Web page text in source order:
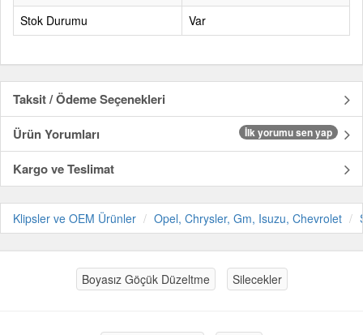
Stok Durumu
Var
Taksit / Ödeme Seçenekleri
Ürün Yorumları
İlk yorumu sen yap
Kargo ve Teslimat
Klipsler ve OEM Ürünler Opel, Chrysler, Gm, Isuzu, Chevrolet
Boyasız Göçük Düzeltme Silecekler